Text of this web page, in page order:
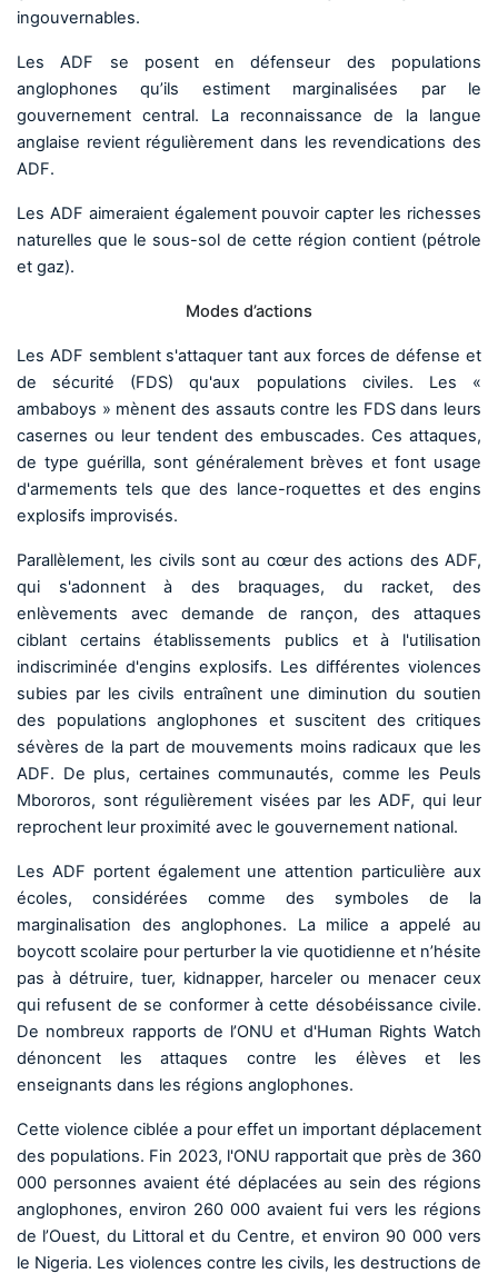
ingouvernables.
Les ADF se posent en défenseur des populations
anglophones qu’ils estiment marginalisées par le
gouvernement central. La reconnaissance de la langue
anglaise revient régulièrement dans les revendications des
ADF.
Les ADF aimeraient également pouvoir capter les richesses
naturelles que le sous-sol de cette région contient (pétrole
et gaz).
Modes d’actions
Les ADF semblent s'attaquer tant aux forces de défense et
de sécurité (FDS) qu'aux populations civiles. Les «
ambaboys » mènent des assauts contre les FDS dans leurs
casernes ou leur tendent des embuscades. Ces attaques,
de type guérilla, sont généralement brèves et font usage
d'armements tels que des lance-roquettes et des engins
explosifs improvisés.
Parallèlement, les civils sont au cœur des actions des ADF,
qui s'adonnent à des braquages, du racket, des
enlèvements avec demande de rançon, des attaques
ciblant certains établissements publics et à l'utilisation
indiscriminée d'engins explosifs. Les différentes violences
subies par les civils entraînent une diminution du soutien
des populations anglophones et suscitent des critiques
sévères de la part de mouvements moins radicaux que les
ADF. De plus, certaines communautés, comme les Peuls
Mbororos, sont régulièrement visées par les ADF, qui leur
reprochent leur proximité avec le gouvernement national.
Les ADF portent également une attention particulière aux
écoles, considérées comme des symboles de la
marginalisation des anglophones. La milice a appelé au
boycott scolaire pour perturber la vie quotidienne et n’hésite
pas à détruire, tuer, kidnapper, harceler ou menacer ceux
qui refusent de se conformer à cette désobéissance civile.
De nombreux rapports de l’ONU et d'Human Rights Watch
dénoncent les attaques contre les élèves et les
enseignants dans les régions anglophones.
Cette violence ciblée a pour effet un important déplacement
des populations. Fin 2023, l'ONU rapportait que près de 360
000 personnes avaient été déplacées au sein des régions
anglophones, environ 260 000 avaient fui vers les régions
de l’Ouest, du Littoral et du Centre, et environ 90 000 vers
le Nigeria. Les violences contre les civils, les destructions de